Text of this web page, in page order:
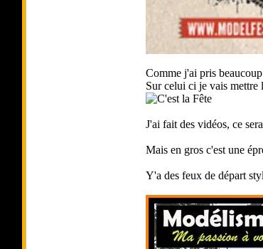
Comme j'ai pris
Sur celui ci je vais mettre
J'ai fait des vidéos, ce
Mais en gros c'est une
Y'a des feux de départ